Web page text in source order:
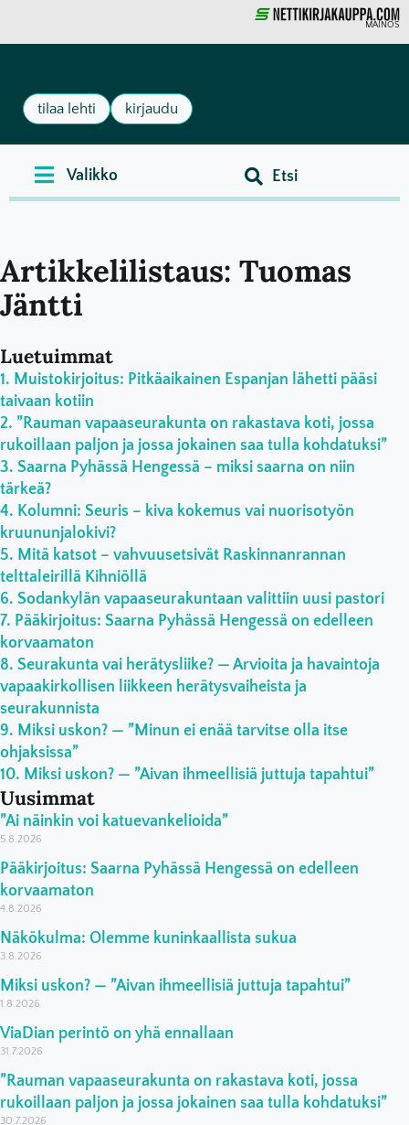
MAINOS
tilaa lehti kirjaudu
Artikkelilistaus: Tuomas
Jäntti
Luetuimmat
Muistokirjoitus: Pitkäaikainen Espanjan lähetti pääsi
taivaan kotiin
”Rauman vapaaseurakunta on rakastava koti, jossa
rukoillaan paljon ja jossa jokainen saa tulla kohdatuksi”
Saarna Pyhässä Hengessä – miksi saarna on niin
tärkeä?
Kolumni: Seuris – kiva kokemus vai nuorisotyön
kruununjalokivi?
Mitä katsot – vahvuusetsivät Raskinnanrannan
telttaleirillä Kihniöllä
Sodankylän vapaaseurakuntaan valittiin uusi pastori
Pääkirjoitus: Saarna Pyhässä Hengessä on edelleen
korvaamaton
Seurakunta vai herätysliike? — Arvioita ja havaintoja
vapaakirkollisen liikkeen herätysvaiheista ja
seurakunnista
Miksi uskon? — ”Minun ei enää tarvitse olla itse
ohjaksissa”
Miksi uskon? — ”Aivan ihmeellisiä juttuja tapahtui”
Uusimmat
”Ai näinkin voi katuevankelioida”
5.8.2026
Pääkirjoitus: Saarna Pyhässä Hengessä on edelleen
korvaamaton
4.8.2026
Näkökulma: Olemme kuninkaallista sukua
3.8.2026
Miksi uskon? — ”Aivan ihmeellisiä juttuja tapahtui”
1.8.2026
ViaDian perintö on yhä ennallaan
31.7.2026
”Rauman vapaaseurakunta on rakastava koti, jossa
rukoillaan paljon ja jossa jokainen saa tulla kohdatuksi”
30.7.2026